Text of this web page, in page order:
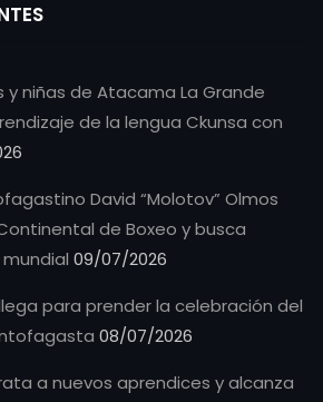
y niñas de Atacama La Grande
de la lengua Ckunsa con
David “Molotov” Olmos
de Boxeo y busca
09/07/2026
para prender la celebración del
08/07/2026
a nuevos aprendices y alcanza